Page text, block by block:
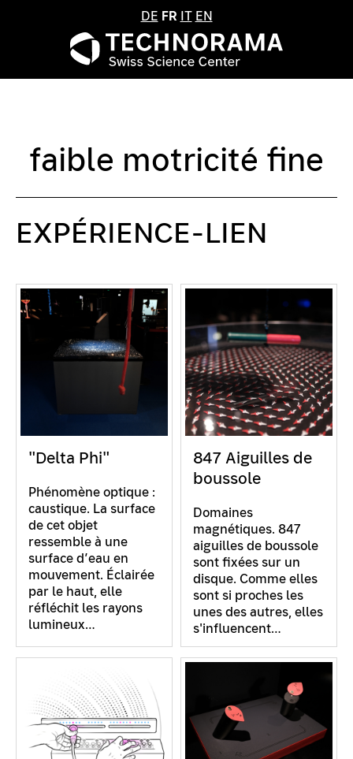
DE FR IT EN
faible motricité fine
EXPÉRIENCE-LIEN
"Delta Phi"
Phénomène optique :
caustique. La surface
de cet objet
ressemble à une
surface d’eau en
mouvement. Éclairée
par le haut, elle
réfléchit les rayons
lumineux…
847 Aiguilles de
boussole
Domaines
magnétiques. 847
aiguilles de boussole
sont fixées sur un
disque. Comme elles
sont si proches les
unes des autres, elles
s'influencent…